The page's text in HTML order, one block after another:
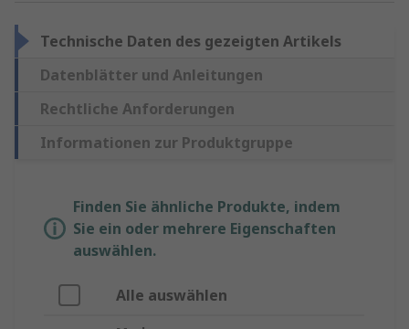
Technische Daten des gezeigten Artikels
Datenblätter und Anleitungen
Rechtliche Anforderungen
Informationen zur Produktgruppe
Finden Sie ähnliche Produkte, indem
Sie ein oder mehrere Eigenschaften
auswählen.
Alle auswählen